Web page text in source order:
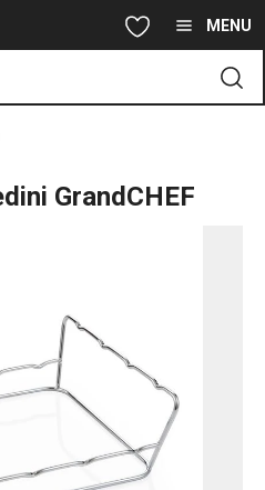
principale MENU
GrandCHEF